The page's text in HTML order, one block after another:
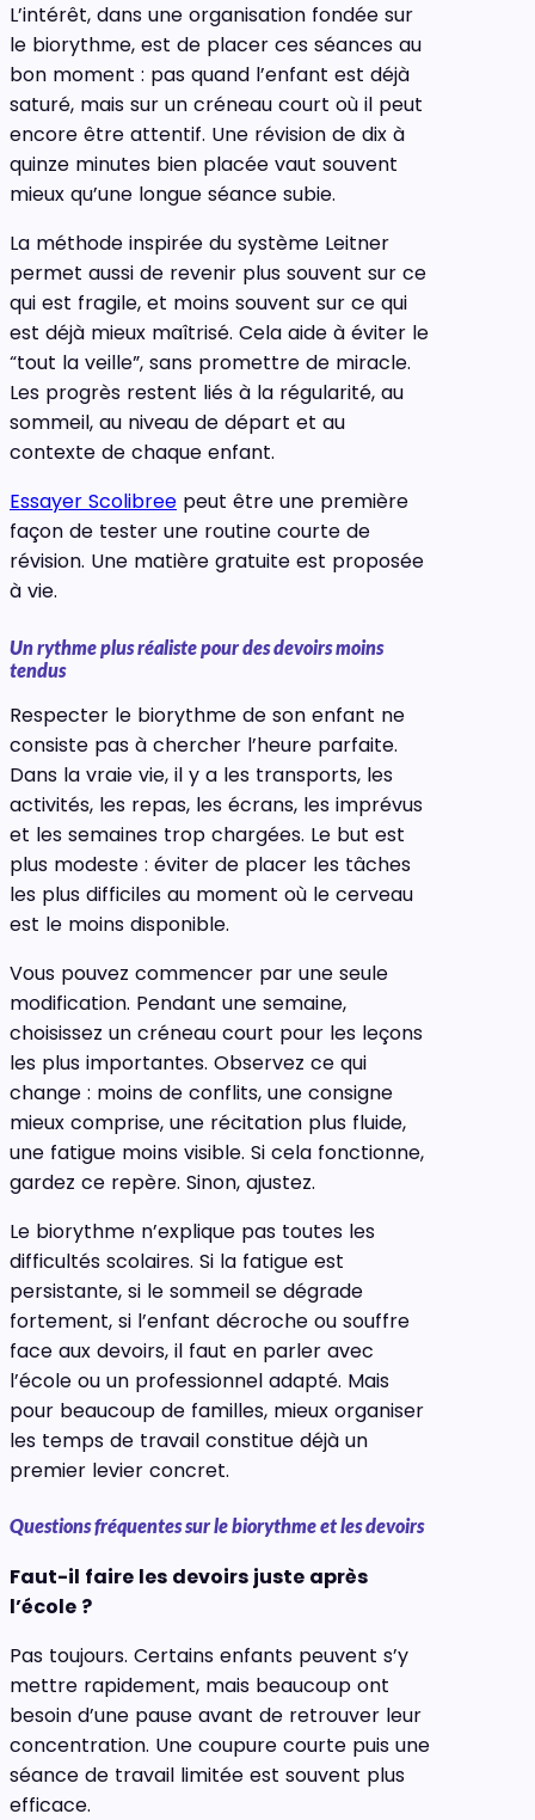
L’intérêt, dans une organisation fondée sur
le biorythme, est de placer ces séances au
bon moment : pas quand l’enfant est déjà
saturé, mais sur un créneau court où il peut
encore être attentif. Une révision de dix à
quinze minutes bien placée vaut souvent
mieux qu’une longue séance subie.
La méthode inspirée du système Leitner
permet aussi de revenir plus souvent sur ce
qui est fragile, et moins souvent sur ce qui
est déjà mieux maîtrisé. Cela aide à éviter le
“tout la veille”, sans promettre de miracle.
Les progrès restent liés à la régularité, au
sommeil, au niveau de départ et au
contexte de chaque enfant.
Essayer Scolibree peut être une première
façon de tester une routine courte de
révision. Une matière gratuite est proposée
à vie.
Un rythme plus réaliste pour des devoirs moins
tendus
Respecter le biorythme de son enfant ne
consiste pas à chercher l’heure parfaite.
Dans la vraie vie, il y a les transports, les
activités, les repas, les écrans, les imprévus
et les semaines trop chargées. Le but est
plus modeste : éviter de placer les tâches
les plus difficiles au moment où le cerveau
est le moins disponible.
Vous pouvez commencer par une seule
modification. Pendant une semaine,
choisissez un créneau court pour les leçons
les plus importantes. Observez ce qui
change : moins de conflits, une consigne
mieux comprise, une récitation plus fluide,
une fatigue moins visible. Si cela fonctionne,
gardez ce repère. Sinon, ajustez.
Le biorythme n’explique pas toutes les
difficultés scolaires. Si la fatigue est
persistante, si le sommeil se dégrade
fortement, si l’enfant décroche ou souffre
face aux devoirs, il faut en parler avec
l’école ou un professionnel adapté. Mais
pour beaucoup de familles, mieux organiser
les temps de travail constitue déjà un
premier levier concret.
Questions fréquentes sur le biorythme et les devoirs
Faut-il faire les devoirs juste après
l’école ?
Pas toujours. Certains enfants peuvent s’y
mettre rapidement, mais beaucoup ont
besoin d’une pause avant de retrouver leur
concentration. Une coupure courte puis une
séance de travail limitée est souvent plus
efficace.